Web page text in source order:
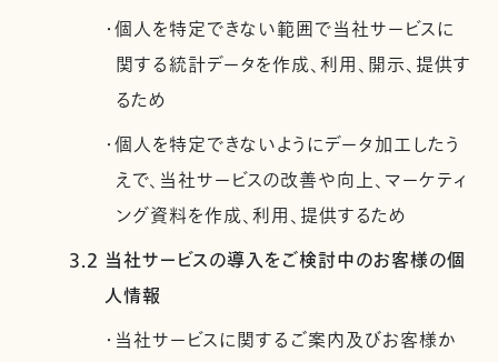
・個人を特定できない範囲で当社サービスに
関する統計データを作成、利用、開示、提供す
るため
・個人を特定できないようにデータ加工したう
えで、当社サービスの改善や向上、マーケティ
ング資料を作成、利用、提供するため
3.2 当社サービスの導入をご検討中のお客様の個
人情報
・当社サービスに関するご案内及びお客様か